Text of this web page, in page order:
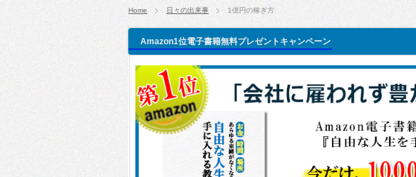
Home 日々の出来事 1億円の稼ぎ方
Amazon1位電子書籍無料プレゼントキャンペーン